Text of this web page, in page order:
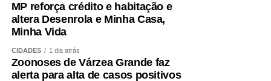
O diretor ressaltou que o controle externo contribui para a
qualidade do gasto público e pediu respaldo legal para
educação seja ampliado. Ele também defendeu dar força
de lei a critérios que já estão presentes em portarias,
MP reforça crédito e habitação e
altera Desenrola e Minha Casa,
Minha Vida
CIDADES 1 dia atrás
Zoonoses de Várzea Grande faz
alerta para alta de casos positivos